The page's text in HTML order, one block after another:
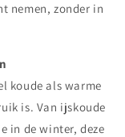
nemen, zonder in
koude als warme
is. Van ijskoude
in de winter, deze